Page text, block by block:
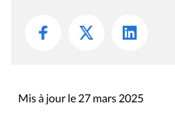
Mis à jour le 27 mars 2025